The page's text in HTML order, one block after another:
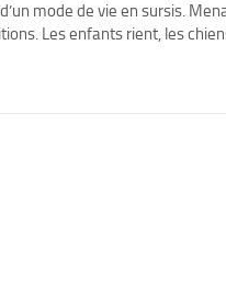
mode de vie en sursis.
Les enfants rient, les